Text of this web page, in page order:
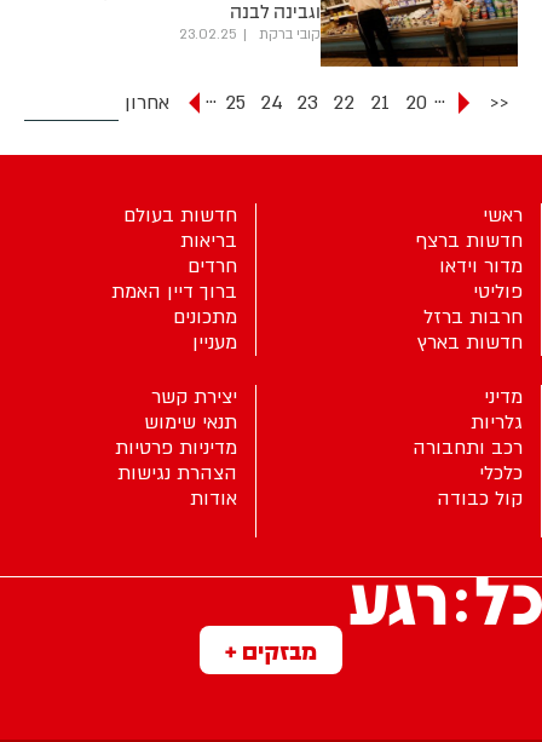
וגבינה לבנה
קובי ברקת 23.02.25
<<
...
20
21
22
23
24
25
... אחרון
מבזקים +
ראשי
חדשות ברצף
מדור וידאו
פוליטי
חרבות ברזל
חדשות בארץ
חדשות בעולם
בריאות
חרדים
ברוך דיין האמת
מתכונים
מעניין
מדיני
גלריות
רכב ותחבורה
כלכלי
קול כבודה
יצירת קשר
תנאי שימוש
מדיניות פרטיות
הצהרת נגישות
אודות